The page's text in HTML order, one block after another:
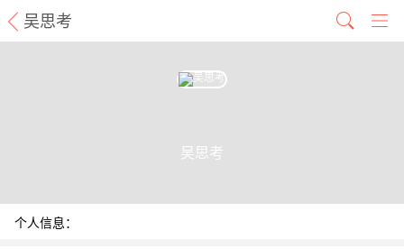
吴思考
吴思考
个人信息：